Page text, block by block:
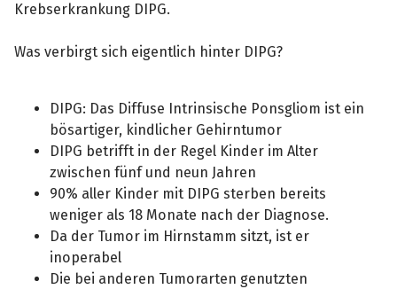
Krebserkrankung DIPG.
Was verbirgt sich eigentlich hinter DIPG?
DIPG: Das Diffuse Intrinsische Ponsgliom ist ein
bösartiger, kindlicher Gehirntumor
DIPG betrifft in der Regel Kinder im Alter
zwischen fünf und neun Jahren
90% aller Kinder mit DIPG sterben bereits
weniger als 18 Monate nach der Diagnose.
Da der Tumor im Hirnstamm sitzt, ist er
inoperabel
Die bei anderen Tumorarten genutzten